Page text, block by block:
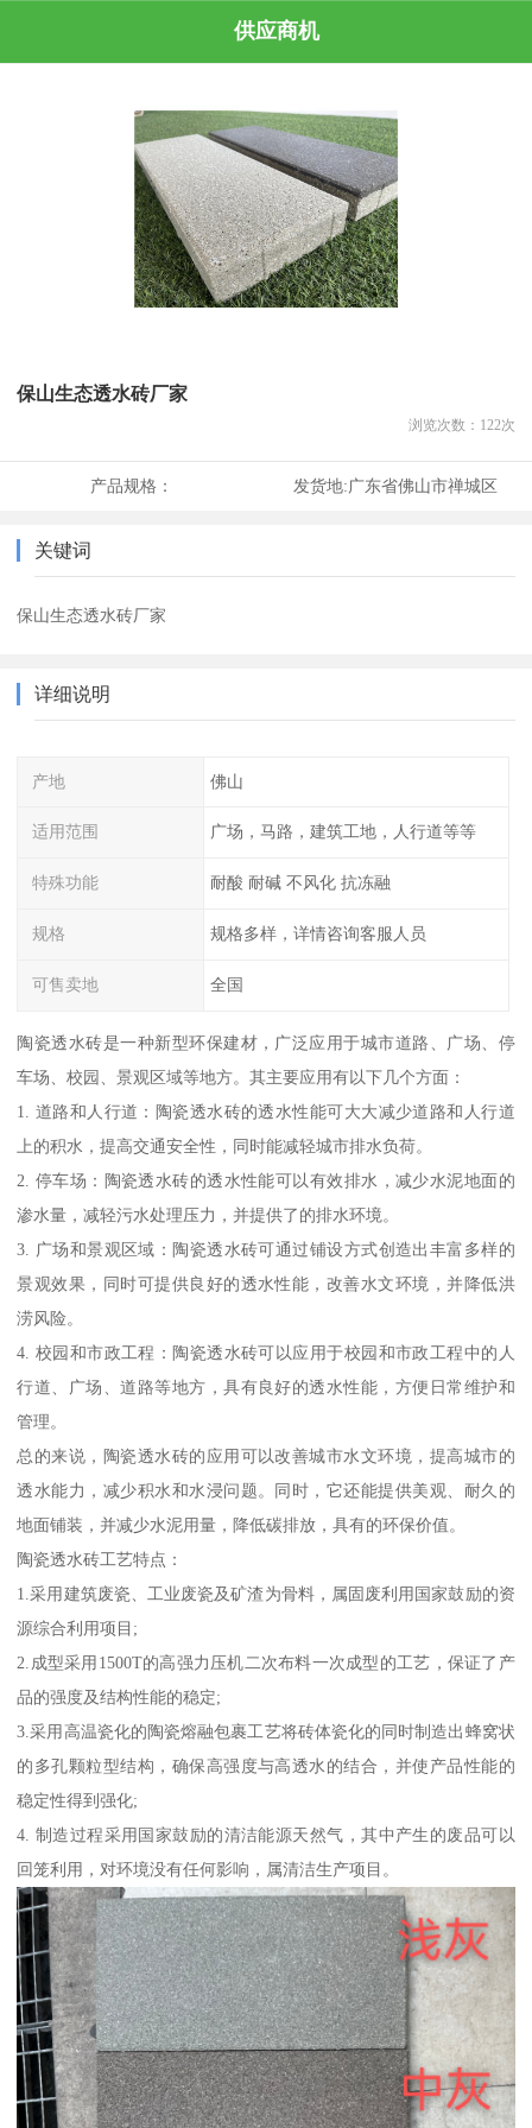
供应商机
保山生态透水砖厂家
浏览次数： 122次
产品规格： 发货地:广东省佛山市禅城区
关键词
保山生态透水砖厂家
详细说明
产地 佛山
适用范围 广场，马路，建筑工地，人行道等等
特殊功能 耐酸 耐碱 不风化 抗冻融
规格 规格多样，详情咨询客服人员
可售卖地 全国
陶瓷透水砖是一种新型环保建材，广泛应用于城市道路、广场、停
车场、校园、景观区域等地方。其主要应用有以下几个方面：
1. 道路和人行道：陶瓷透水砖的透水性能可大大减少道路和人行道
上的积水，提高交通安全性，同时能减轻城市排水负荷。
2. 停车场：陶瓷透水砖的透水性能可以有效排水，减少水泥地面的
渗水量，减轻污水处理压力，并提供了的排水环境。
3. 广场和景观区域：陶瓷透水砖可通过铺设方式创造出丰富多样的
景观效果，同时可提供良好的透水性能，改善水文环境，并降低洪
涝风险。
4. 校园和市政工程：陶瓷透水砖可以应用于校园和市政工程中的人
行道、广场、道路等地方，具有良好的透水性能，方便日常维护和
管理。
总的来说，陶瓷透水砖的应用可以改善城市水文环境，提高城市的
透水能力，减少积水和水浸问题。同时，它还能提供美观、耐久的
地面铺装，并减少水泥用量，降低碳排放，具有的环保价值。
陶瓷透水砖工艺特点：
1.采用建筑废瓷、工业废瓷及矿渣为骨料，属固废利用国家鼓励的资
源综合利用项目;
2.成型采用1500T的高强力压机二次布料一次成型的工艺，保证了产
品的强度及结构性能的稳定;
3.采用高温瓷化的陶瓷熔融包裹工艺将砖体瓷化的同时制造出蜂窝状
的多孔颗粒型结构，确保高强度与高透水的结合，并使产品性能的
稳定性得到强化;
4. 制造过程采用国家鼓励的清洁能源天然气，其中产生的废品可以
回笼利用，对环境没有任何影响，属清洁生产项目。